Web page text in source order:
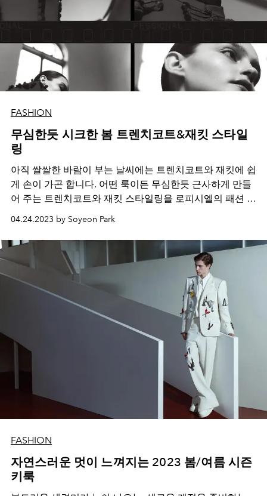
FASHION
무심한듯 시크한 봄 트렌치코트&재킷 스타일
링
아직 쌀쌀한 바람이 부는 날씨에는 트렌치코트와 재킷에 쉽
게 손이 가곤 합니다. 어떤 룩이든 무심한듯 근사하게 만들
어 주는 트렌치코트와 재킷 스타일링을 로피시엘의 패션 화
보에서 참고하세요
04.24.2023 by Soyeon Park
FASHION
자연스러운 멋이 느껴지는 2023 봄/여름 시즌
키룩